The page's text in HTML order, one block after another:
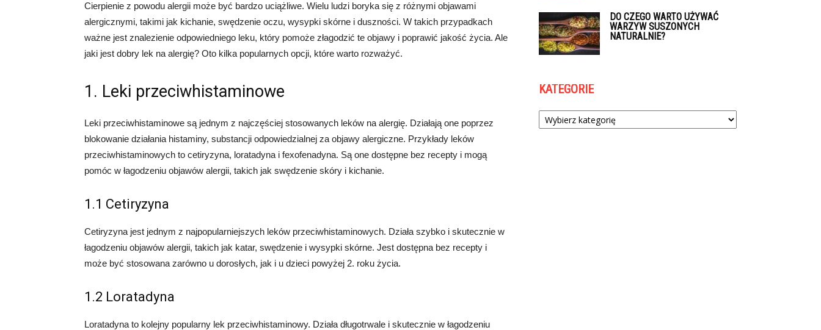
Cierpienie z powodu alergii może być bardzo uciążliwe. Wielu ludzi boryka się z różnymi objawami
alergicznymi, takimi jak kichanie, swędzenie oczu, wysypki skórne i duszności. W takich przypadkach
ważne jest znalezienie odpowiedniego leku, który pomoże złagodzić te objawy i poprawić jakość życia. Ale
jaki jest dobry lek na alergię? Oto kilka popularnych opcji, które warto rozważyć.
1. Leki przeciwhistaminowe
Leki przeciwhistaminowe są jednym z najczęściej stosowanych leków na alergię. Działają one poprzez
blokowanie działania histaminy, substancji odpowiedzialnej za objawy alergiczne. Przykłady leków
przeciwhistaminowych to cetiryzyna, loratadyna i fexofenadyna. Są one dostępne bez recepty i mogą
pomóc w łagodzeniu objawów alergii, takich jak swędzenie skóry i kichanie.
1.1 Cetiryzyna
Cetiryzyna jest jednym z najpopularniejszych leków przeciwhistaminowych. Działa szybko i skutecznie w
łagodzeniu objawów alergii, takich jak katar, swędzenie i wysypki skórne. Jest dostępna bez recepty i
może być stosowana zarówno u dorosłych, jak i u dzieci powyżej 2. roku życia.
1.2 Loratadyna
Loratadyna to kolejny popularny lek przeciwhistaminowy. Działa długotrwale i skutecznie w łagodzeniu
DO CZEGO WARTO UŻYWAĆ
WARZYW SUSZONYCH
NATURALNIE?
KATEGORIE
Kategorie